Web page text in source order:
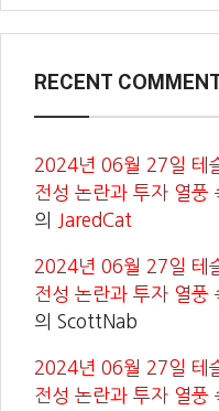
RECENT
2024년 06월 27일 테
전성 논란과 투자 열풍
의
JaredCat
2024년 06월 27일 테
전성 논란과 투자 열풍
의 ScottNab
2024년 06월 27일 테
전성 논란과 투자 열풍